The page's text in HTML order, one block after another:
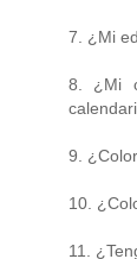
7. ¿Mi
8. ¿Mi
9.
10.
11.